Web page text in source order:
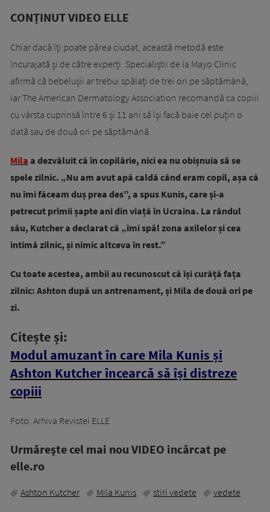
CONȚINUT VIDEO ELLE
Chiar dacă îți poate părea ciudat, această metodă este
încurajată și de către experți. Specialiștii de la Mayo Clinic
afirmă că bebelușii ar trebui spălați de trei ori pe săptămână,
iar The American Dermatology Association recomandă ca copiii
cu vârsta cuprinsă între 6 și 11 ani să își facă baie cel puțin o
dată sau de două ori pe săptămână.
Mila a dezvăluit că în copilărie, nici ea nu obișnuia să se
spele zilnic. „Nu am avut apă caldă când eram copil, așa că
nu îmi făceam duș prea des”, a spus Kunis, care și-a
petrecut primii șapte ani din viață în Ucraina. La rândul
său, Kutcher a declarat că „îmi spăl zona axilelor și cea
intimă zilnic, și nimic altceva în rest.”
Cu toate acestea, ambii au recunoscut că își curăță fața
zilnic: Ashton după un antrenament, și Mila de două ori pe
zi.
Citește și:
Modul amuzant în care Mila Kunis și
Ashton Kutcher încearcă să își distreze
copiii
Foto: Arhiva Revistei ELLE
Urmăreşte cel mai nou VIDEO incărcat pe
elle.ro
Ashton Kutcher Mila Kunis stiri vedete vedete